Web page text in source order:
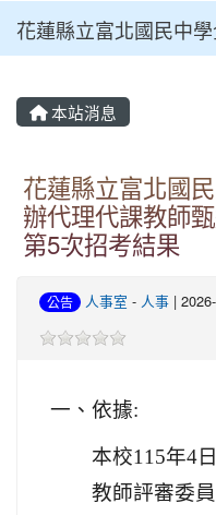
花蓮縣立富北國民中
本站消息
花蓮縣立富北國
辦代理代課教師
第5次招考結果
公告 人事室 - 人事 |
一、依據:
本校115年4
教師評審委